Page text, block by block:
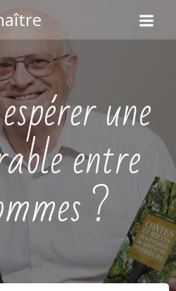
au
contenu
une
entre
?